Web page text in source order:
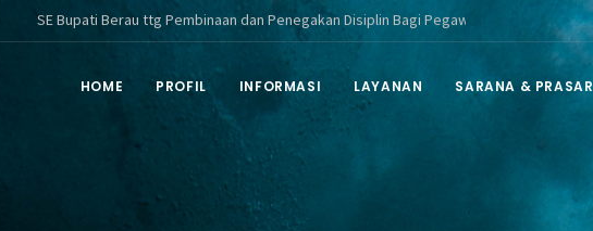
Berau ttg Pembinaan dan Penegakan Disiplin Bagi Pegawai ASN di Lingkungan
HOME PROFIL INFORMASI LAYANAN SARANA &